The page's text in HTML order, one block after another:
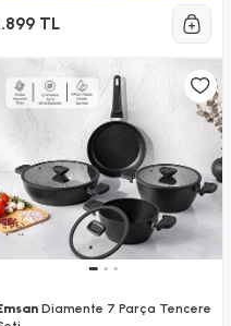
TL
Diamente 7 Parça Tencere